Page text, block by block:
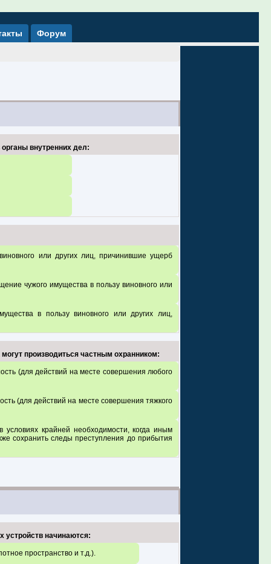
Форум
внутренних дел:
или других лиц, причинившие ущерб
чужого имущества в пользу виновного или
в пользу виновного или других лиц,
производиться частным охранником:
(для действий на месте совершения любого
(для действий на месте совершения тяжкого
условиях крайней необходимости, когда иным
сохранить следы преступления до прибытия
устройств начинаются:
пространство и т.д.).